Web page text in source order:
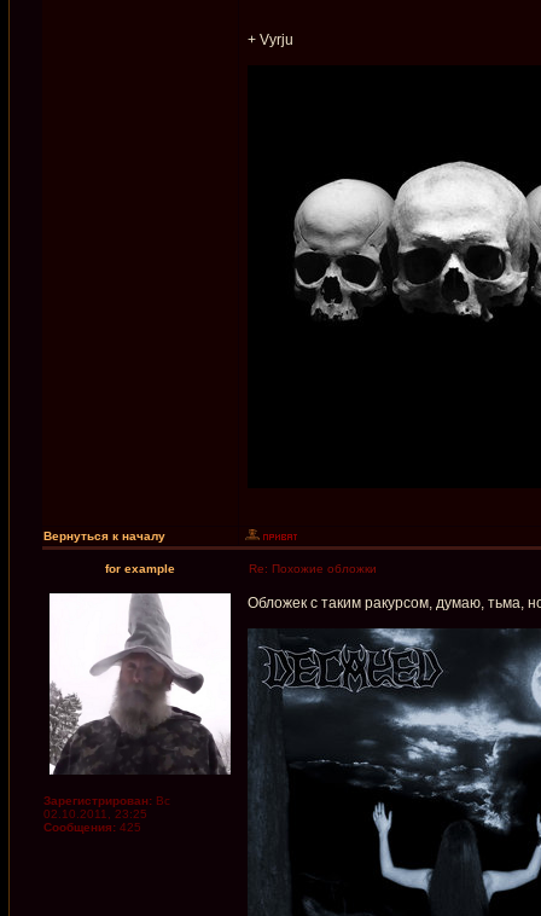
+ Vyrju
Вернуться к началу
for example Re: Похожие обложки
Зарегистрирован: Вс
02.10.2011, 23:25
Сообщения: 425
Обложек с таким ракурсом, думаю, тьма,